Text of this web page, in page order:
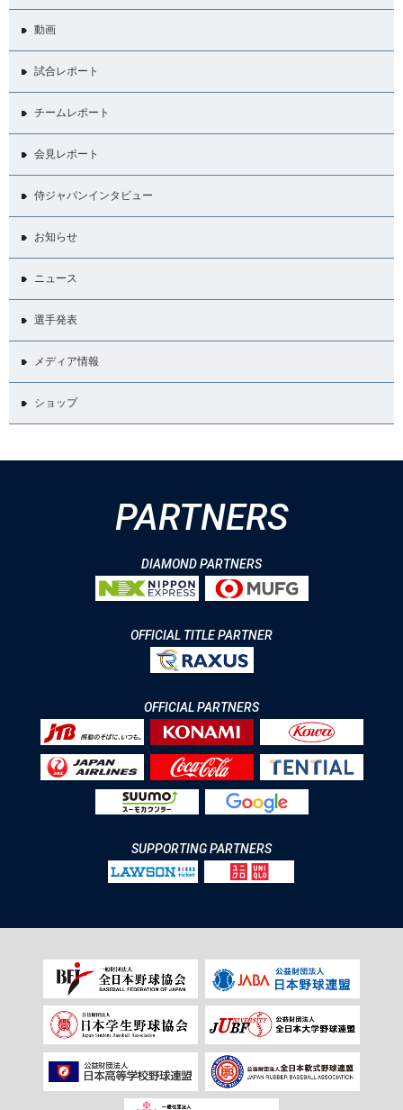
動画
試合レポート
チームレポート
会見レポート
侍ジャパンインタビュー
お知らせ
ニュース
選手発表
メディア情報
ショップ
PARTNERS
DIAMOND PARTNERS
OFFICIAL TITLE PARTNER
OFFICIAL PARTNERS
SUPPORTING PARTNERS